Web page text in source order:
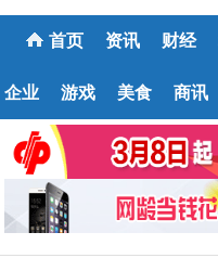
首页 资讯 财经
企业 游戏 美食 商讯